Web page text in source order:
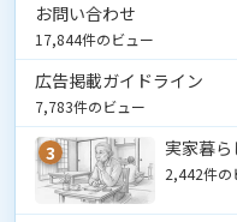
お問い合わせ
17,844件のビュー
広告掲載ガイドライン
7,783件のビュー
3 実家暮ら
2,442件の